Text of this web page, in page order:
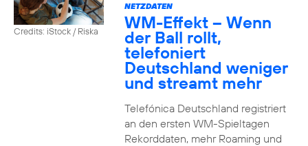
Credits: iStock / Riska
NETZDATEN
WM-Effekt – Wenn
der Ball rollt,
telefoniert
Deutschland weniger
und streamt mehr
Telefónica Deutschland registriert
an den ersten WM-Spieltagen
Rekorddaten, mehr Roaming und